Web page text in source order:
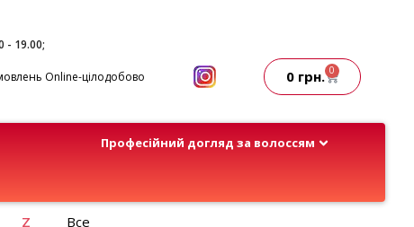
- 19.00;
Online-цілодобово 0 грн. 0
Професійний догляд за волоссям
Z
Все